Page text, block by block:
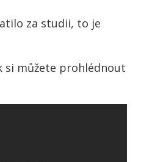
za studii, to je
si můžete prohlédnout